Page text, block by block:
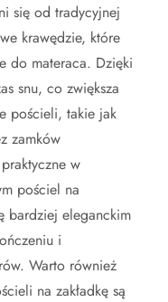
się od tradycyjnej
krawędzie, które
do materaca. Dzięki
snu, co zwiększa
pościeli, takie jak
zamków
w
pościel na
bardziej eleganckim
i
Warto również
na zakładkę są